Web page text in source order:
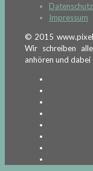
Impressum
© 2015
Wir schreiben
anhören und dabei